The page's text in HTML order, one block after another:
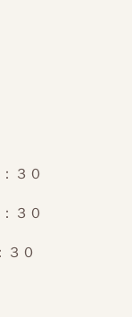
３０
３０
０